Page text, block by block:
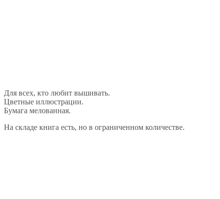
Для всех, кто любит вышивать.
Цветные иллюстрации.
Бумага мелованная.
На складе книга есть, но в ограниченном количестве.